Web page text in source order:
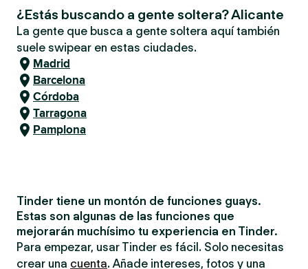
¿Estás buscando a gente soltera? Alicante
La gente que busca a gente soltera aquí también
suele swipear en estas ciudades.
Madrid
Barcelona
Córdoba
Tarragona
Pamplona
Tinder tiene un montón de funciones guays.
Estas son algunas de las funciones que
mejorarán muchísimo tu experiencia en Tinder.
Para empezar, usar Tinder es fácil. Solo necesitas
crear una cuenta. Añade intereses, fotos y una